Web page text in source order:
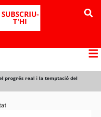
SUBSCRIU-
T'HI
progrés real i la temptació del